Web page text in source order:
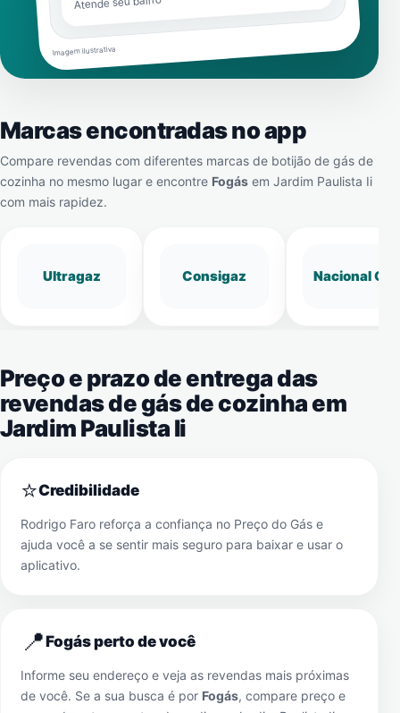
Imagem ilustrativa
Marcas encontradas no app
Compare revendas com diferentes marcas de botijão de gás de
cozinha no mesmo lugar e encontre Fogás em Jardim Paulista Ii
com mais rapidez.
Ultragaz Consigaz Nacional Gás
Preço e prazo de entrega das
revendas de gás de cozinha em
Jardim Paulista Ii
⭐Credibilidade
Rodrigo Faro reforça a confiança no Preço do Gás e
ajuda você a se sentir mais seguro para baixar e usar o
aplicativo.
📍Fogás perto de você
Informe seu endereço e veja as revendas mais próximas
de você. Se a sua busca é por Fogás, compare preço e